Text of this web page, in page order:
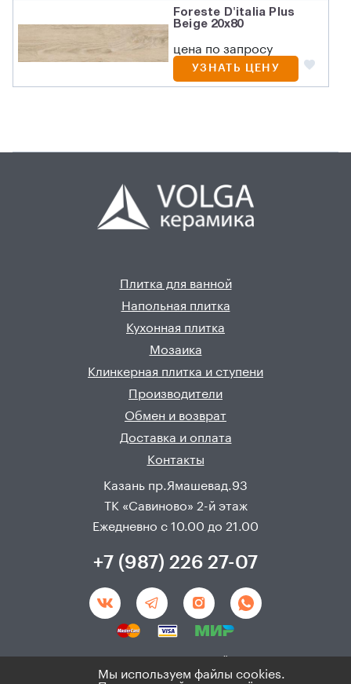
Foreste D'italia Plus
Beige 20х80
цена по запросу
УЗНАТЬ ЦЕНУ
Плитка для ванной
Напольная плитка
Кухонная плитка
Мозаика
Клинкерная плитка и ступени
Производители
Обмен и возврат
Доставка и оплата
Контакты
Казань пр.Ямашевад.93
ТК «Савиново» 2-й этаж
Ежедневно с 10.00 до 21.00
+7 (987) 226 27-07
Мы используем файлы cookies.